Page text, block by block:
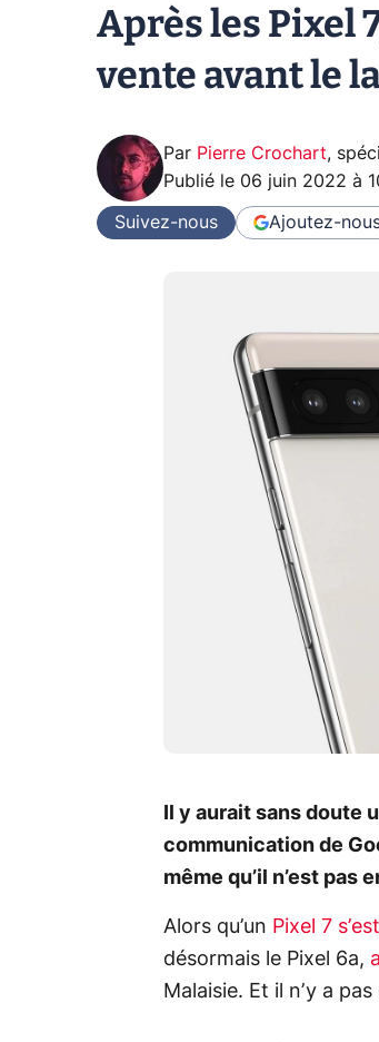
Après les Pixel
vente avant le
Par Pierre Crochart,
Publié le 06 juin 2022 à
Suivez-nous Ajoutez-
Il y aurait sans doute
communication de
même qu’il n’est pas
Alors qu’un Pixel 7
désormais le Pixel 6a,
Malaisie. Et il n’y a